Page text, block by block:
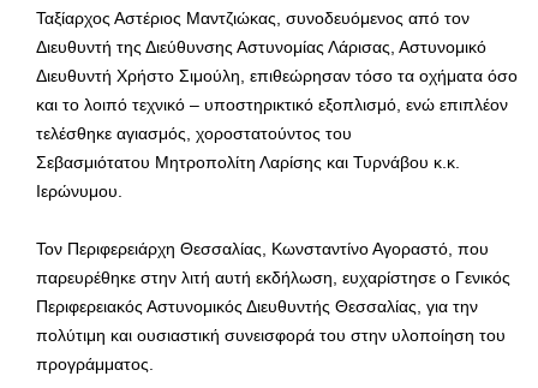
Ταξίαρχος Αστέριος Μαντζιώκας, συνοδευόμενος από τον
Διευθυντή της Διεύθυνσης Αστυνομίας Λάρισας, Αστυνομικό
Διευθυντή Χρήστο Σιμούλη, επιθεώρησαν τόσο τα οχήματα όσο
και το λοιπό τεχνικό – υποστηρικτικό εξοπλισμό, ενώ επιπλέον
τελέσθηκε αγιασμός, χοροστατούντος του
Σεβασμιότατου Μητροπολίτη Λαρίσης και Τυρνάβου κ.κ.
Ιερώνυμου.
Τον Περιφερειάρχη Θεσσαλίας, Κωνσταντίνο Αγοραστό, που
παρευρέθηκε στην λιτή αυτή εκδήλωση, ευχαρίστησε ο Γενικός
Περιφερειακός Αστυνομικός Διευθυντής Θεσσαλίας, για την
πολύτιμη και ουσιαστική συνεισφορά του στην υλοποίηση του
προγράμματος.